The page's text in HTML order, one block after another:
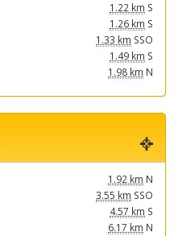
1.22 km S
1.26 km S
1.33 km SSO
1.49 km S
1.98 km N
1.92 km N
3.55 km SSO
4.57 km S
6.17 km N